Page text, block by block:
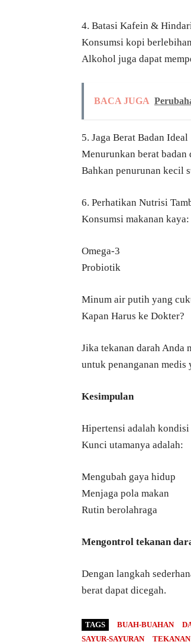
4. Batasi Kafein &
Konsumsi kopi
Alkohol juga dapat
BACA JUGA
5. Jaga Berat Badan Ideal
Menurunkan berat badan
Bahkan penurunan kecil
6. Perhatikan Nutrisi
Konsumsi makanan kaya:
Omega-3
Probiotik
Minum air putih yang
Kapan Harus ke Dokter?
Jika tekanan darah Anda
untuk penanganan medis
Kesimpulan
Hipertensi adalah
Kunci utamanya adalah:
Mengubah gaya hidup
Menjaga pola makan
Rutin berolahraga
Mengontrol tekanan
Dengan langkah
berat dapat dicegah.
TAGS BUAH-BUAHAN
SAYUR-SAYURAN
TEKANAN